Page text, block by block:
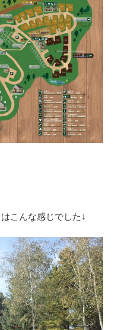
こんな感じでした↓